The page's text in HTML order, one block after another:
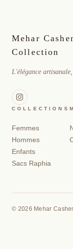
Mehar
Collection
L'élégance
COLLECTIONS
Femmes
Hommes
Enfants
Sacs Raphia
© 2026 Mehar